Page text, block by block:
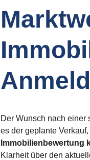
Der Wunsch nach einer
es der geplante
Immobilienbewertung
Klarheit über den